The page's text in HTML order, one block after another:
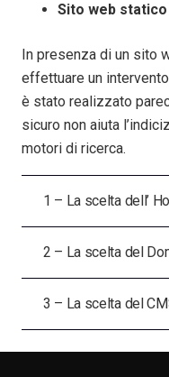
Sito web statico
In presenza di un sito
effettuare un
è stato realizzato
sicuro non aiuta
motori di ricerca.
1 – La scelta dell’
2 – La scelta del
3 – La scelta del